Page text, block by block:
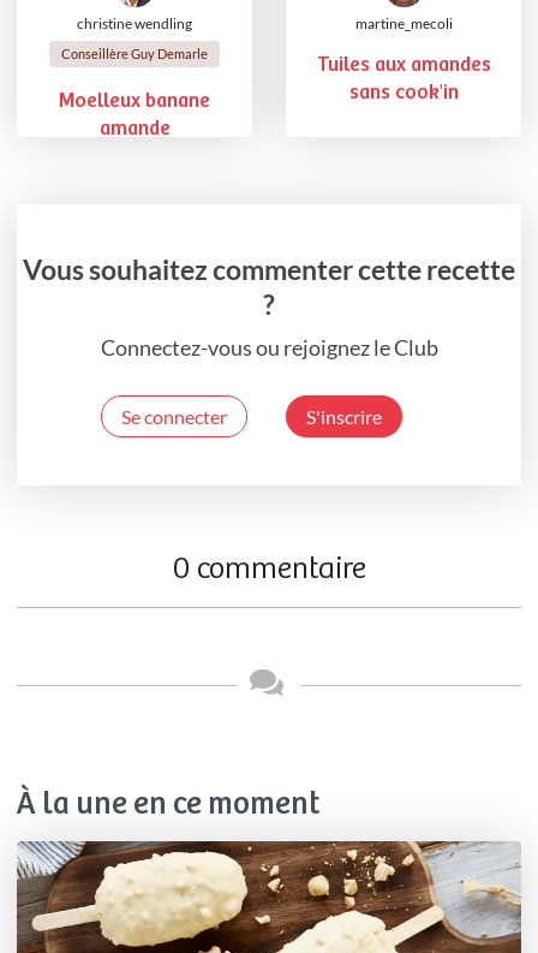
christine wendling
Conseillère Guy Demarle
Moelleux banane
amande
martine_mecoli
Tuiles aux amandes
sans cook'in
Vous souhaitez commenter cette recette
?
Connectez-vous ou rejoignez le Club
Se connecter S'inscrire
0 commentaire
À la une en ce moment